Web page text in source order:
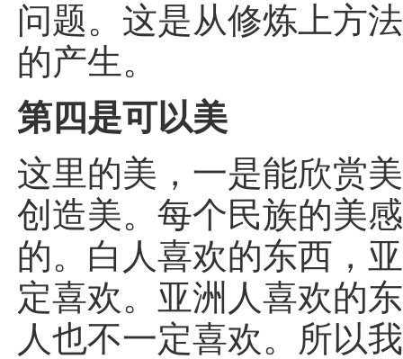
问题。这是从修炼上方
的产生。
第四是可以美
这里的美，一是能欣赏
创造美。每个民族的美
的。白人喜欢的东西，
定喜欢。亚洲人喜欢的
人也不一定喜欢。所以